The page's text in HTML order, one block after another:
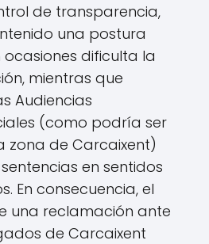
de transparencia,
una postura
ocasiones dificulta la
mientras que
Audiencias
(como podría ser
zona de Carcaixent)
en sentidos
En consecuencia, el
una reclamación ante
de Carcaixent